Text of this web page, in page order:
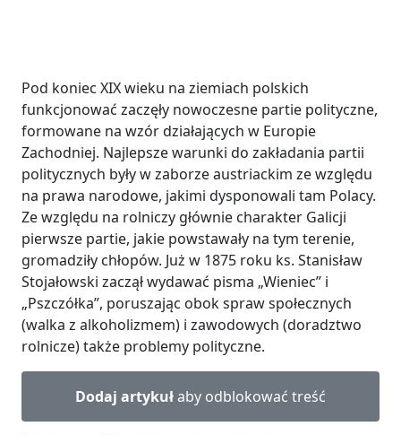
Pod koniec XIX wieku na ziemiach polskich
funkcjonować zaczęły nowoczesne partie polityczne,
formowane na wzór działających w Europie
Zachodniej. Najlepsze warunki do zakładania partii
politycznych były w zaborze austriackim ze względu
na prawa narodowe, jakimi dysponowali tam Polacy.
Ze względu na rolniczy głównie charakter Galicji
pierwsze partie, jakie powstawały na tym terenie,
gromadziły chłopów. Już w 1875 roku ks. Stanisław
Stojałowski zaczął wydawać pisma „Wieniec” i
„Pszczółka”, poruszając obok spraw społecznych
(walka z alkoholizmem) i zawodowych (doradztwo
rolnicze) także problemy polityczne.
Dodaj artykułaby odblokować treść